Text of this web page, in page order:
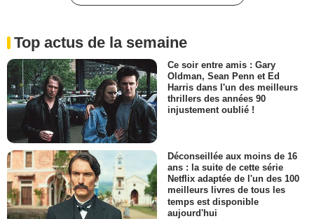
Top actus de la semaine
Ce soir entre amis : Gary
Oldman, Sean Penn et Ed
Harris dans l'un des meilleurs
thrillers des années 90
injustement oublié !
Déconseillée aux moins de 16
ans : la suite de cette série
Netflix adaptée de l'un des 100
meilleurs livres de tous les
temps est disponible
aujourd'hui